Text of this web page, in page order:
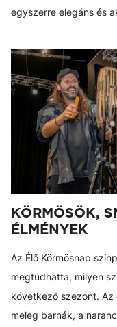
egyszerre elegáns és
KÖRMÖSÖK,
ÉLMÉNYEK
Az Élő Körmösnap
megtudhatta, milyen
következő szezont. Az
meleg barnák, a